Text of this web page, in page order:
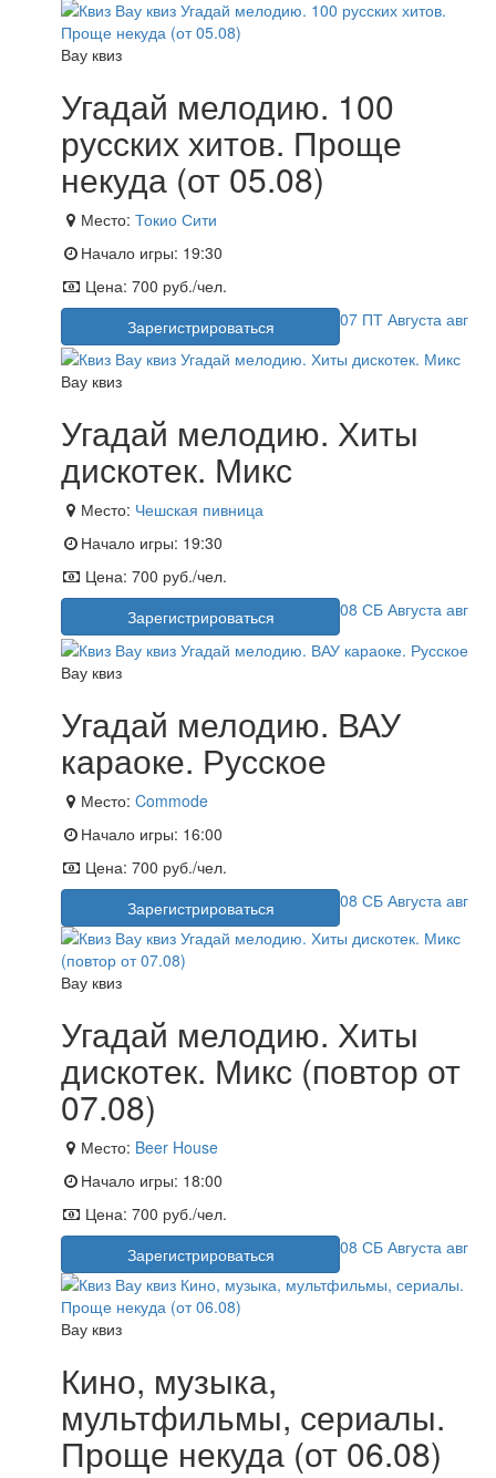
Вау квиз
Угадай мелодию. 100
русских хитов. Проще
некуда (от 05.08)
Место: Токио Сити
Начало игры: 19:30
Цена: 700 руб./чел.
Зарегистрироваться
07 ПТ Августа авг
Вау квиз
Угадай мелодию. Хиты
дискотек. Микс
Место: Чешская пивница
Начало игры: 19:30
Цена: 700 руб./чел.
Зарегистрироваться
08 СБ Августа авг
Вау квиз
Угадай мелодию. ВАУ
караоке. Русское
Место: Commode
Начало игры: 16:00
Цена: 700 руб./чел.
Зарегистрироваться
08 СБ Августа авг
Вау квиз
Угадай мелодию. Хиты
дискотек. Микс (повтор от
07.08)
Место: Beer House
Начало игры: 18:00
Цена: 700 руб./чел.
Зарегистрироваться
08 СБ Августа авг
Вау квиз
Кино, музыка,
мультфильмы, сериалы.
Проще некуда (от 06.08)